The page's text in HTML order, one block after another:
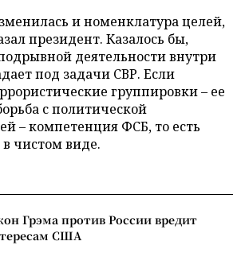
и номенклатура целей,
президент. Казалось бы,
деятельности внутри
под задачи СВР. Если
группировки – ее
с политической
– компетенция ФСБ, то есть
чистом виде.
Грэма против России вредит
США